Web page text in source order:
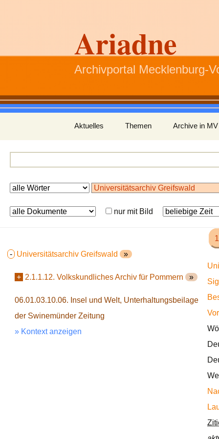
Ariadne
Archivportal Mecklenburg-
Inhalt
springen
Aktuelles Themen Archive in MV
nur mit Bild
- Universitätsarchiv Greifswald »
+ 2.1.1.12. Volkskundliches Archiv für Pommern »
06.01.03.10.06. Insel und Welt, Unterhaltungsbeilage
der Swinemünder Zeitung
» Kontext anzeigen